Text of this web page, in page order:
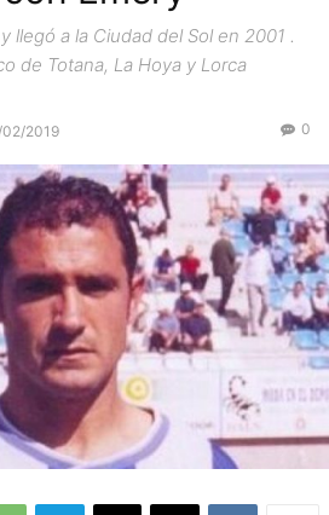
llegó a la Ciudad del Sol en 2001 .
de Totana, La Hoya y Lorca
02/2019 0